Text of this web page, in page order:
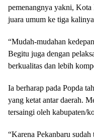
pemenangnya yakni, Kota
juara umum ke tiga
“Mudah-mudahan
Begitu juga dengan
berkualitas dan lebih
Ia berharap pada Popda
yang ketat antar daerah.
tersaingi oleh kabupaten/
“Karena Pekanbaru